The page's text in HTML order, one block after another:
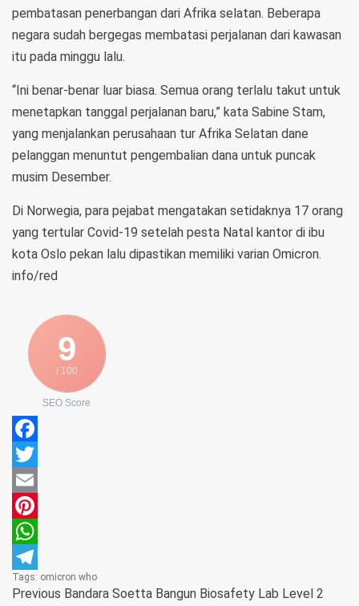
pembatasan penerbangan dari Afrika selatan. Beberapa
negara sudah bergegas membatasi perjalanan dari kawasan
itu pada minggu lalu.
“Ini benar-benar luar biasa. Semua orang terlalu takut untuk
menetapkan tanggal perjalanan baru,” kata Sabine Stam,
yang menjalankan perusahaan tur Afrika Selatan dane
pelanggan menuntut pengembalian dana untuk puncak
musim Desember.
Di Norwegia, para pejabat mengatakan setidaknya 17 orang
yang tertular Covid-19 setelah pesta Natal kantor di ibu
kota Oslo pekan lalu dipastikan memiliki varian Omicron.
info/red
9
/ 100
SEO Score
Facebook
Twitter
Email
Pinterest
WhatsApp
Telegram
Tags: omicron who
Previous Bandara Soetta Bangun Biosafety Lab Level 2